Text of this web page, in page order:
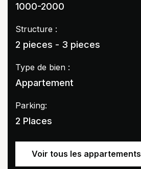
1000-2000
Structure :
2 pieces - 3 pieces
Type de bien :
Appartement
Parking:
2 Places
Voir tous les appartements